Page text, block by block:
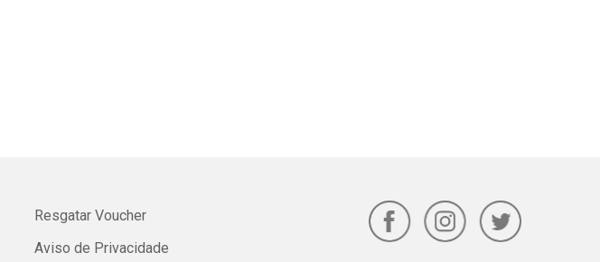
Resgatar Voucher
Aviso de Privacidade